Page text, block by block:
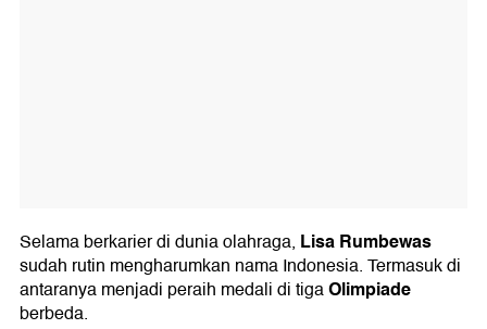
Selama berkarier di dunia olahraga, Lisa Rumbewas
sudah rutin mengharumkan nama Indonesia. Termasuk di
antaranya menjadi peraih medali di tigaOlimpiade
berbeda.